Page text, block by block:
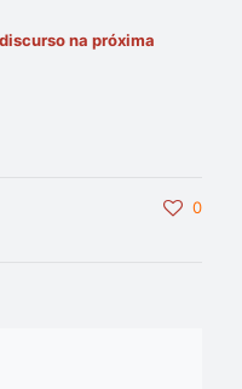
na próxima
0